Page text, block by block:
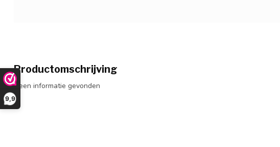
9,9
Productomschrijving
Geen informatie gevonden